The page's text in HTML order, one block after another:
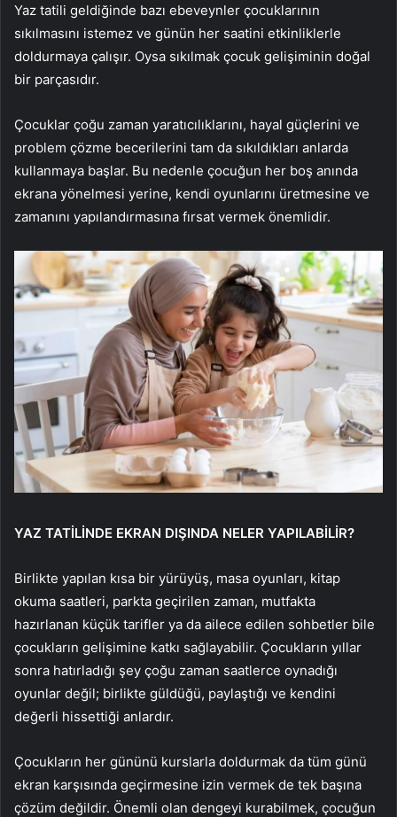
Yaz tatili geldiğinde bazı ebeveynler çocuklarının
sıkılmasını istemez ve günün her saatini etkinliklerle
doldurmaya çalışır. Oysa sıkılmak çocuk gelişiminin doğal
bir parçasıdır.
Çocuklar çoğu zaman yaratıcılıklarını, hayal güçlerini ve
problem çözme becerilerini tam da sıkıldıkları anlarda
kullanmaya başlar. Bu nedenle çocuğun her boş anında
ekrana yönelmesi yerine, kendi oyunlarını üretmesine ve
zamanını yapılandırmasına fırsat vermek önemlidir.
YAZ TATİLİNDE EKRAN DIŞINDA NELER YAPILABİLİR?
Birlikte yapılan kısa bir yürüyüş, masa oyunları, kitap
okuma saatleri, parkta geçirilen zaman, mutfakta
hazırlanan küçük tarifler ya da ailece edilen sohbetler bile
çocukların gelişimine katkı sağlayabilir. Çocukların yıllar
sonra hatırladığı şey çoğu zaman saatlerce oynadığı
oyunlar değil; birlikte güldüğü, paylaştığı ve kendini
değerli hissettiği anlardır.
Çocukların her gününü kurslarla doldurmak da tüm günü
ekran karşısında geçirmesine izin vermek de tek başına
çözüm değildir. Önemli olan dengeyi kurabilmek, çocuğun